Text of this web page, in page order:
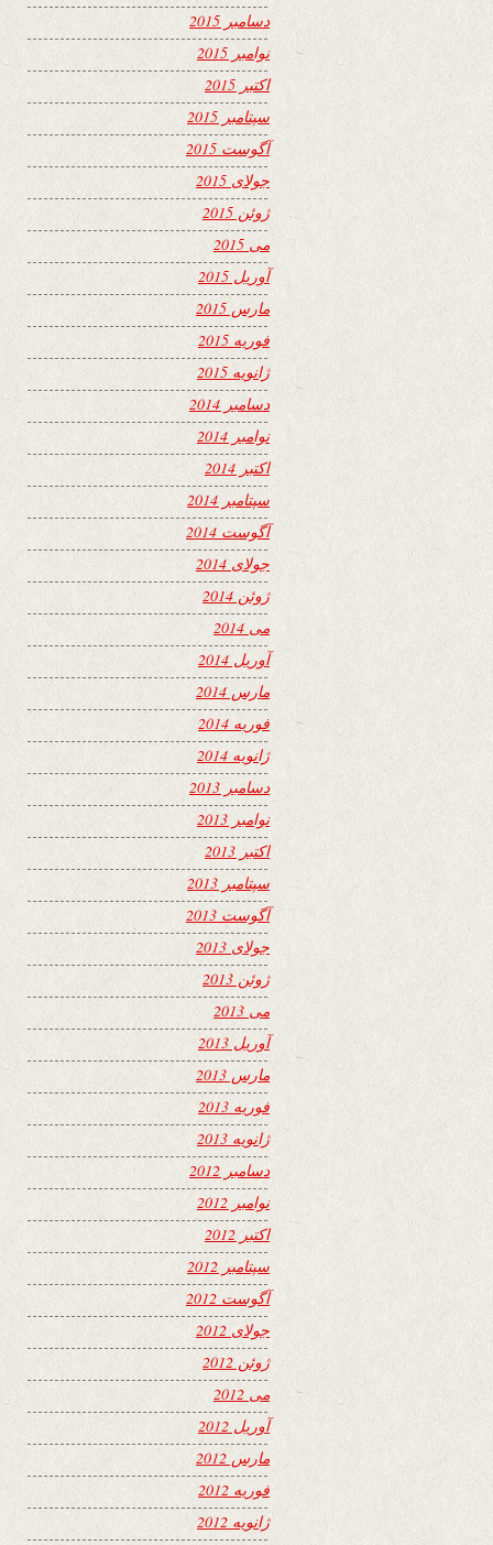
دسامبر 2015
نوامبر 2015
اکتبر 2015
سپتامبر 2015
آگوست 2015
جولای 2015
ژوئن 2015
می 2015
آوریل 2015
مارس 2015
فوریه 2015
ژانویه 2015
دسامبر 2014
نوامبر 2014
اکتبر 2014
سپتامبر 2014
آگوست 2014
جولای 2014
ژوئن 2014
می 2014
آوریل 2014
مارس 2014
فوریه 2014
ژانویه 2014
دسامبر 2013
نوامبر 2013
اکتبر 2013
سپتامبر 2013
آگوست 2013
جولای 2013
ژوئن 2013
می 2013
آوریل 2013
مارس 2013
فوریه 2013
ژانویه 2013
دسامبر 2012
نوامبر 2012
اکتبر 2012
سپتامبر 2012
آگوست 2012
جولای 2012
ژوئن 2012
می 2012
آوریل 2012
مارس 2012
فوریه 2012
ژانویه 2012